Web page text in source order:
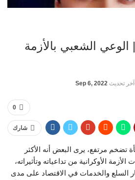
الوعي الشعبي بالأزمة
آخر تحديث Sep 6, 2022
0
شارك
تضخم مرتفع، يرى البعض أنه الأكثر
منذ عام 2008، زادت الأزمة الأوكرانية من تداعياته وتأثيراته،
السلع والخدمات في الاقتصاد على مدى